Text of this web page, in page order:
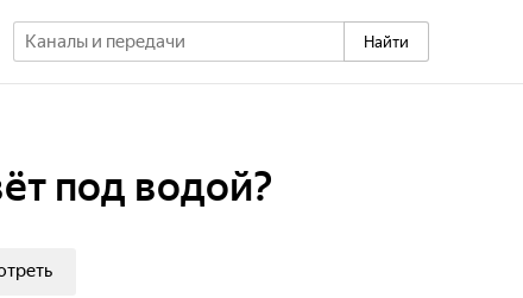
Найти
под водой?